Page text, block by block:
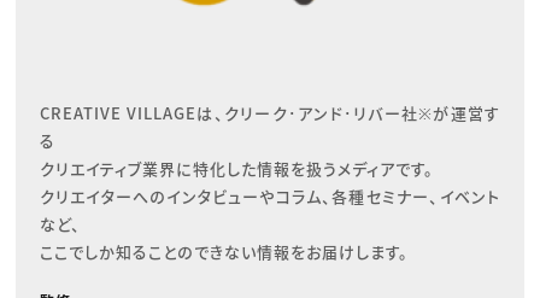
CREATIVE VILLAGEは、クリーク･アンド･リバー社※が運営す
る
クリエイティブ業界に特化した情報を扱うメディアです。
クリエイターへのインタビューやコラム、各種セミナー、イベント
など、
ここでしか知ることのできない情報をお届けします。